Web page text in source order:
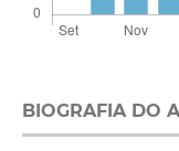
BIOGRAFIA DO